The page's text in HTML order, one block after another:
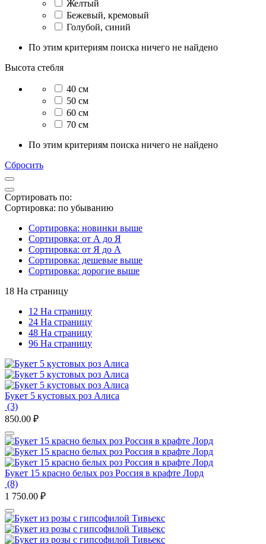
Желтый
Бежевый, кремовый
Голубой, синий
По этим критериям поиска ничего не найдено
Высота стебля
40 см
50 см
60 см
70 см
По этим критериям поиска ничего не найдено
Сбросить
Сортировать по:
Сортировка: по убыванию
Сортировка: новинки выше
Сортировка: от А до Я
Сортировка: от Я до А
Сортировка: дешевые выше
Сортировка: дорогие выше
18 На страницу
12 На страницу
24 На страницу
48 На страницу
96 На страницу
Букет 5 кустовых роз Алиса
(3)
850.00 ₽
Букет 15 красно белых роз Россия в крафте Лорд
(8)
1 750.00 ₽